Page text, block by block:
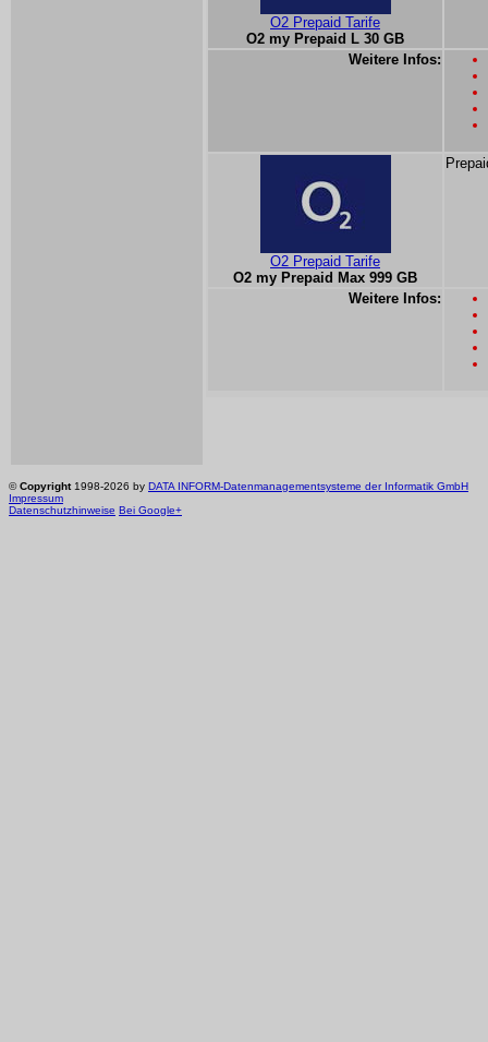
O2 Prepaid Tarife
O2 my Prepaid L 30 GB
Weitere Infos:
O2 Prepaid Tarife
O2 my Prepaid Max 999 GB
Weitere Infos:
©Copyright1998-2026 by DATA INFORM-Datenmanagementsysteme der Informatik GmbH
Impressum
Datenschutzhinweise Bei Google+